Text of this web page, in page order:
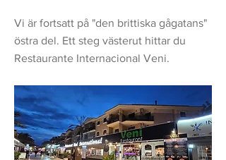
Vi är fortsatt på "den brittiska gågatans"
östra del. Ett steg västerut hittar du
Restaurante Internacional Veni.